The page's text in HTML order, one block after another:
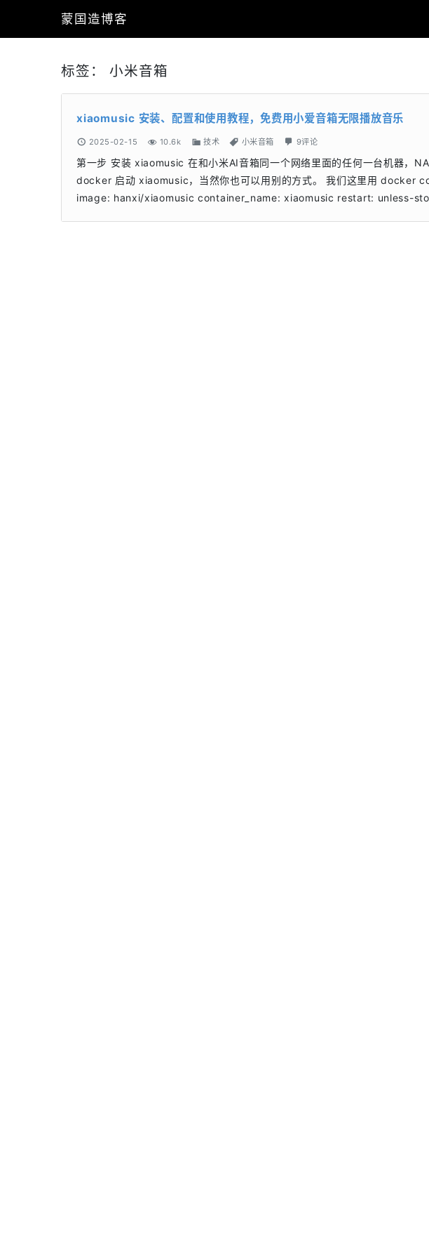
蒙国造博客
标签： 小米音箱
xiaomusic 安装、配置和使用教程，免费用小爱音箱无限播放音乐
2025-02-15 10.6k 技术 小米音箱 9评论
第一步 安装 xiaomusic 在和小米AI音箱同一个网络里面的任何一台机器，
docker 启动 xiaomusic，当然你也可以用别的方式。 我们这里用 docker
image: hanxi/xiaomusic container_name: xiaomusic restart: unless-